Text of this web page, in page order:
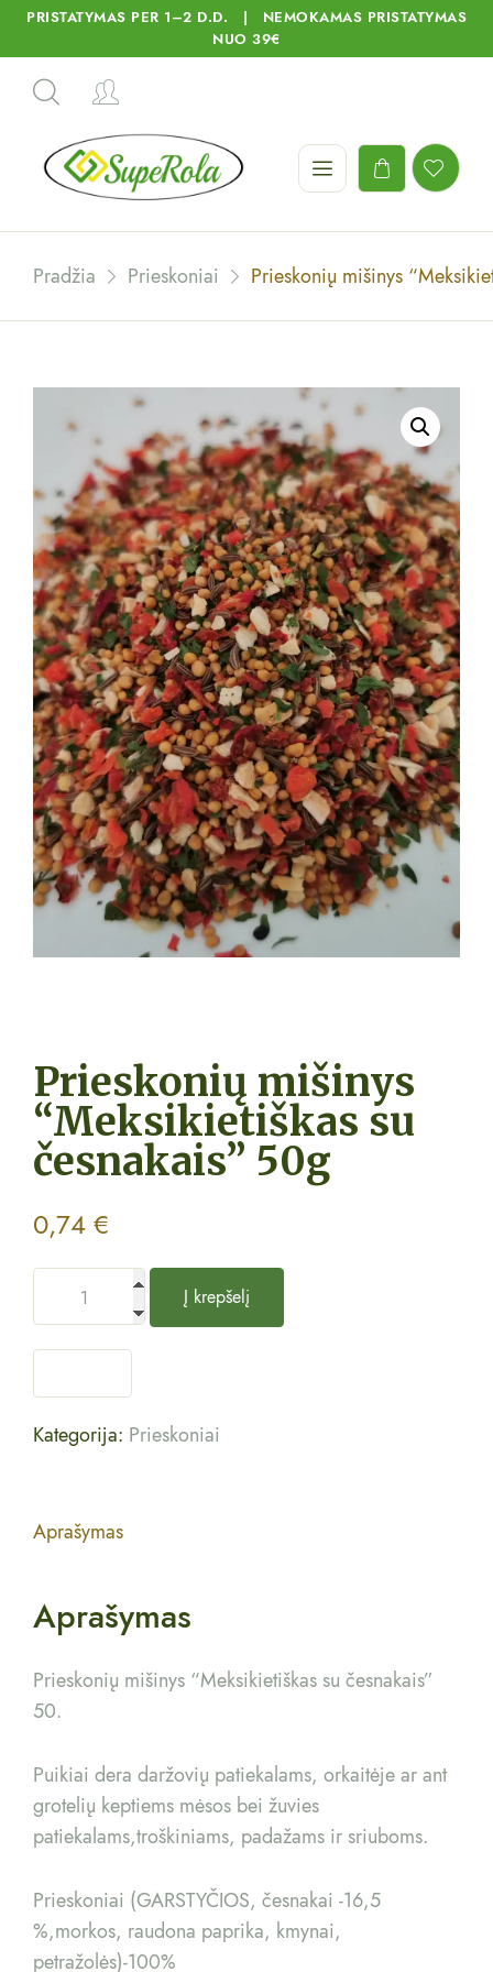
PRISTATYMAS PER 1–2 D.D. | NEMOKAMAS PRISTATYMAS
NUO 39€
Pradžia Prieskoniai Prieskonių mišinys
Prieskonių mišinys
“Meksikietiškas su
česnakais” 50g
0,74 €
Į krepšelį
Kategorija: Prieskoniai
Aprašymas
Aprašymas
Prieskonių mišinys “Meksikietiškas su česnakais”
50.
Puikiai dera daržovių patiekalams, orkaitėje ar ant
grotelių keptiems mėsos bei žuvies
patiekalams,troškiniams, padažams ir sriuboms.
Prieskoniai (GARSTYČIOS, česnakai -16,5
%,morkos, raudona paprika, kmynai,
petražolės)-100%